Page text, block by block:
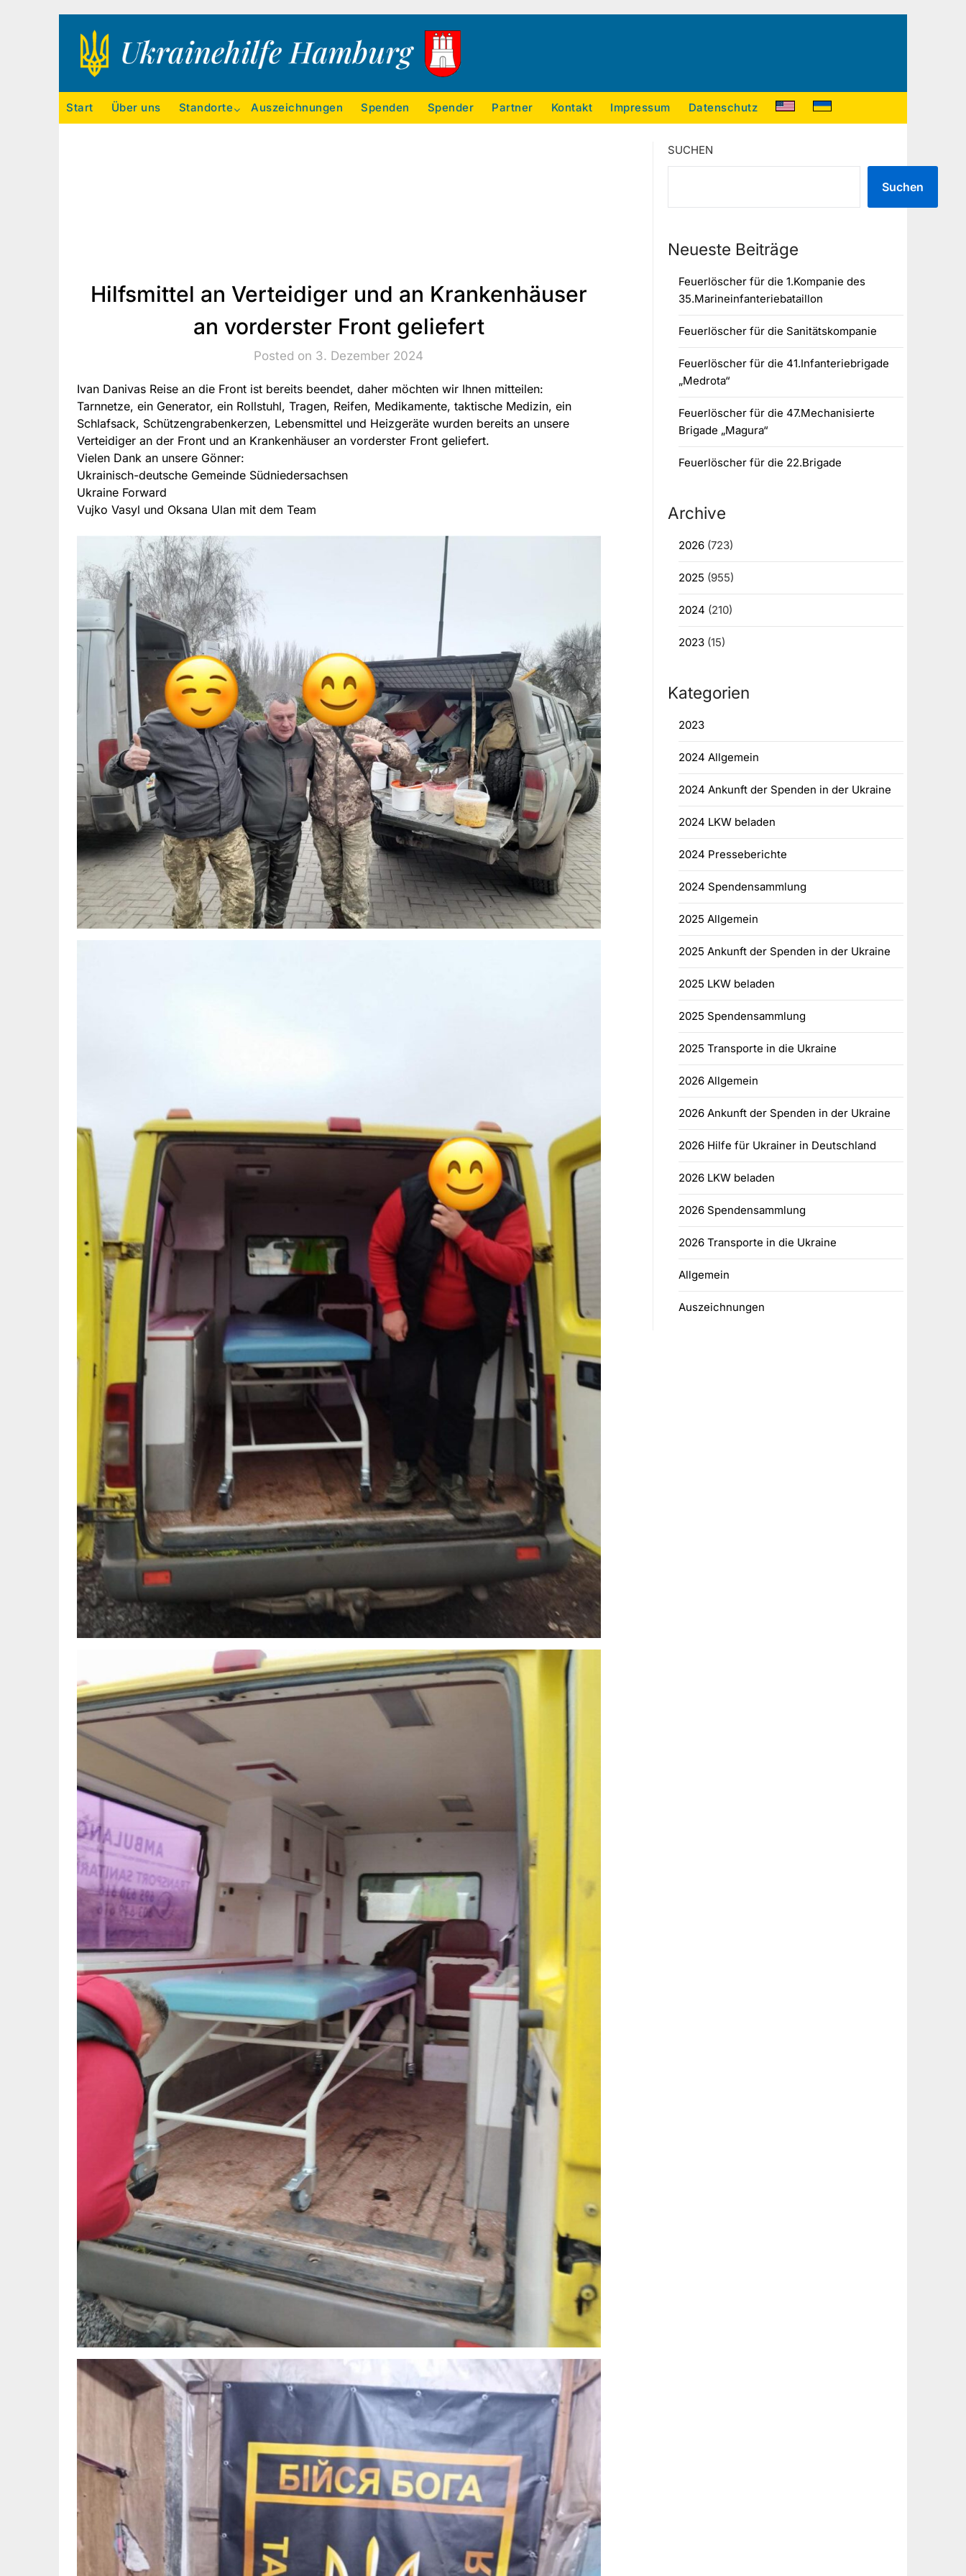
Ukrainehilfe Hamburg
Start Über uns Standorte Auszeichnungen Spenden Spender Partner Kontakt Impressum Datenschutz
Hilfsmittel an Verteidiger und an Krankenhäuser
an vorderster Front geliefert
Posted on 3. Dezember 2024
Ivan Danivas Reise an die Front ist bereits beendet, daher möchten wir Ihnen mitteilen:
Tarnnetze, ein Generator, ein Rollstuhl, Tragen, Reifen, Medikamente, taktische Medizin, ein
Schlafsack, Schützengrabenkerzen, Lebensmittel und Heizgeräte wurden bereits an unsere
Verteidiger an der Front und an Krankenhäuser an vorderster Front geliefert.
Vielen Dank an unsere Gönner:
Ukrainisch-deutsche Gemeinde Südniedersachsen
Ukraine Forward
Vujko Vasyl und Oksana Ulan mit dem Team
SUCHEN
Suchen
Neueste Beiträge
Feuerlöscher für die 1.Kompanie des
35.Marineinfanteriebataillon
Feuerlöscher für die Sanitätskompanie
Feuerlöscher für die 41.Infanteriebrigade
„Medrota“
Feuerlöscher für die 47.Mechanisierte
Brigade „Magura“
Feuerlöscher für die 22.Brigade
Archive
2026(723)
2025 (955)
2024 (210)
2023(15)
Kategorien
2023
2024 Allgemein
2024 Ankunft der Spenden in der Ukraine
2024 LKW beladen
2024 Presseberichte
2024 Spendensammlung
2025 Allgemein
2025 Ankunft der Spenden in der Ukraine
2025 LKW beladen
2025 Spendensammlung
2025 Transporte in die Ukraine
2026 Allgemein
2026 Ankunft der Spenden in der Ukraine
2026 Hilfe für Ukrainer in Deutschland
2026 LKW beladen
2026 Spendensammlung
2026 Transporte in die Ukraine
Allgemein
Auszeichnungen